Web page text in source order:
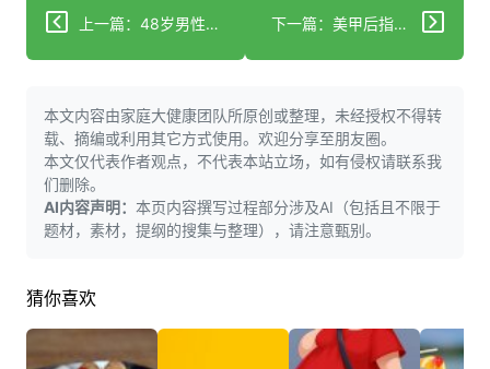
上一篇：48岁男性腹部肥胖？4步科学管理不盲目节食 下一篇：美甲后指甲长竖纹？可能是甲营养不良在预警
本文内容由家庭大健康团队所原创或整理，未经授权不得转
载、摘编或利用其它方式使用。欢迎分享至朋友圈。
本文仅代表作者观点，不代表本站立场，如有侵权请联系我
们删除。
AI内容声明： 本页内容撰写过程部分涉及AI（包括且不限于
题材，素材，提纲的搜集与整理），请注意甄别。
猜你喜欢